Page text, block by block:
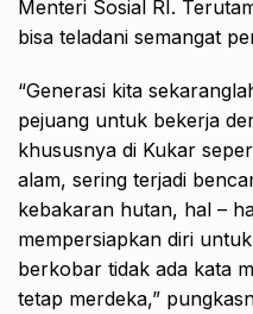
Menteri Sosial RI.
bisa teladani semangat
“Generasi kita
pejuang untuk bekerja
khususnya di Kukar
alam, sering terjadi
kebakaran hutan, hal –
mempersiapkan diri
berkobar tidak ada kata
tetap merdeka,”